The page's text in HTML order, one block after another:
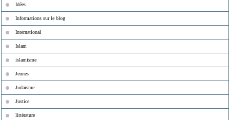
Idées
Informations sur le blog
International
Islam
islamisme
Jeunes
Judaïsme
Justice
littérature